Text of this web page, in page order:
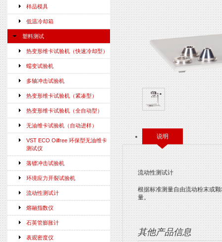
样品模具
低温冷却箱
塑料测试
热变形维卡试验机（快速冷却型）
蠕变试验机
多轴冲击试验机
热变形维卡试验机（紧凑型）
热变形维卡试验机（全自动型）
无油维卡试验机（自动进样）
VST ECO Oilfree 环保型无油维卡
测试仪
落镖冲击试验机
环境应力开裂试验机
流动性测试计
熔融指数仪
石英管膨胀计
表观密度仪
说明
流动性测试计
根据标准测量自由流动粉末或
量。
其他产品信息